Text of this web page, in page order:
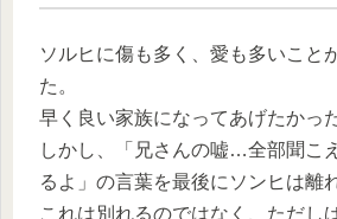
ソルヒに傷も多く、愛も多いこと
た。
早く良い家族になってあげたかった
しかし、「兄さんの嘘…全部聞こ
るよ」の言葉を最後にソンヒは離
これは別れるのではなく、ただし